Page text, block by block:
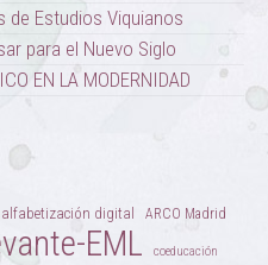
Estudios Viquianos
para el Nuevo Siglo
EN LA MODERNIDAD
alfabetización digital ARCO Madrid
EML coeducación